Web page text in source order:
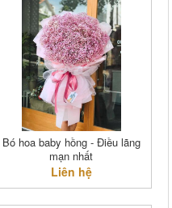
Bó hoa baby hồng - Điều lãng
mạn nhất
Liên hệ